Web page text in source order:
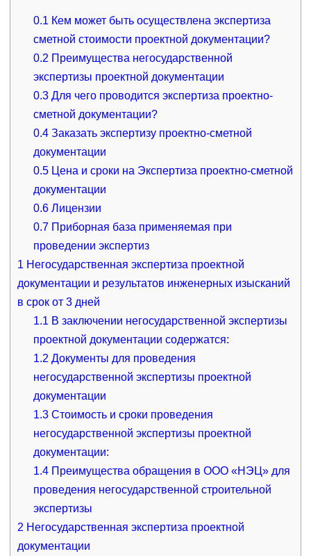
0.1 Кем может быть осуществлена экспертиза
сметной стоимости проектной документации?
0.2 Преимущества негосударственной
экспертизы проектной документации
0.3 Для чего проводится экспертиза проектно-
сметной документации?
0.4 Заказать экспертизу проектно-сметной
документации
0.5 Цена и сроки на Экспертиза проектно-сметной
документации
0.6 Лицензии
0.7 Приборная база применяемая при
проведении экспертиз
1 Негосударственная экспертиза проектной
документации и результатов инженерных изысканий
в срок от 3 дней
1.1 В заключении негосударственной экспертизы
проектной документации содержатся:
1.2 Документы для проведения
негосударственной экспертизы проектной
документации
1.3 Стоимость и сроки проведения
негосударственной экспертизы проектной
документации:
1.4 Преимущества обращения в ООО «НЭЦ» для
проведения негосударственной строительной
экспертизы
2 Негосударственная экспертиза проектной
документации